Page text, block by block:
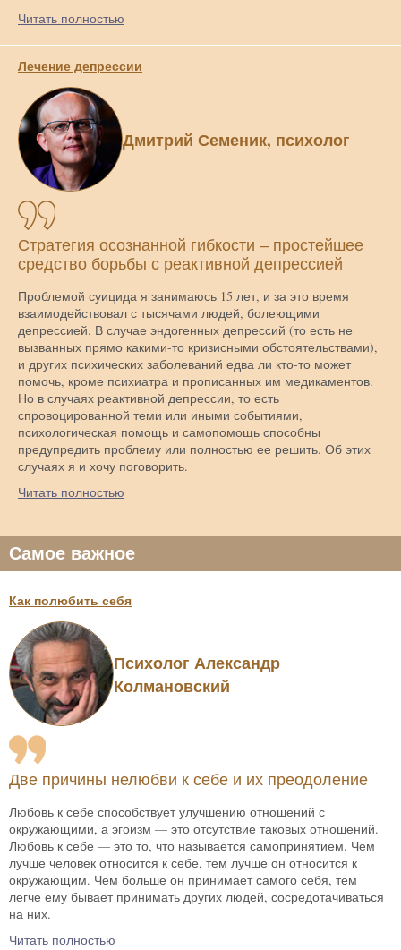
Самое важное
Как полюбить себя
Психолог Александр
Колмановский
Две причины нелюбви к себе и их преодоление
Любовь к себе способствует улучшению отношений с
окружающими, а эгоизм — это отсутствие таковых отношений.
Любовь к себе — это то, что называется самопринятием. Чем
лучше человек относится к себе, тем лучше он относится к
окружающим. Чем больше он принимает самого себя, тем
легче ему бывает принимать других людей, сосредотачиваться
на них.
Читать полностью
Читать полностью
Лечение депрессии
Дмитрий Семеник, психолог
Стратегия осознанной гибкости – простейшее
средство борьбы с реактивной депрессией
Проблемой суицида я занимаюсь 15 лет, и за это время
взаимодействовал с тысячами людей, болеющими
депрессией. В случае эндогенных депрессий (то есть не
вызванных прямо какими-то кризисными обстоятельствами),
и других психических заболеваний едва ли кто-то может
помочь, кроме психиатра и прописанных им медикаментов.
Но в случаях реактивной депрессии, то есть
спровоцированной теми или иными событиями,
психологическая помощь и самопомощь способны
предупредить проблему или полностью ее решить. Об этих
случаях я и хочу поговорить.
Читать полностью